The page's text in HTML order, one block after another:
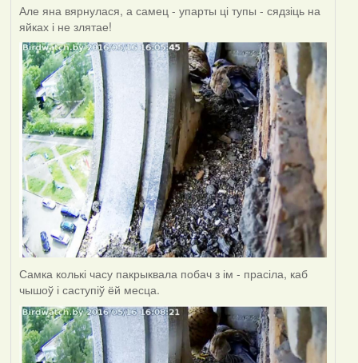
Але яна вярнулася, а самец - упарты ці тупы - сядзіць на
яйках і не злятае!
Самка колькі часу пакрыквала побач з ім - прасіла, каб
чышоў і саступіў ёй месца.